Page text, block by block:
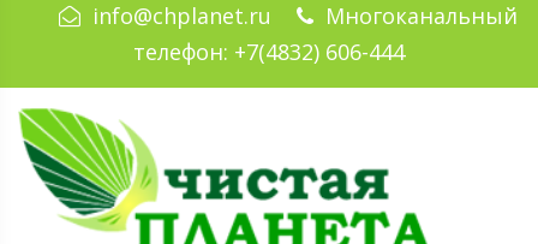
info@chplanet.ru
Многоканальный
телефон: +7(4832) 606-444